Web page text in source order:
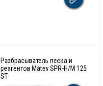
Разбрасыватель песка и
реагентов Matev SPR-H/M 125
ST